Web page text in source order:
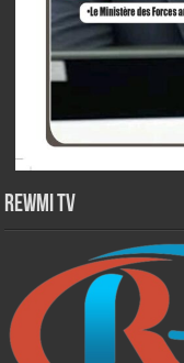
Rewmi TV